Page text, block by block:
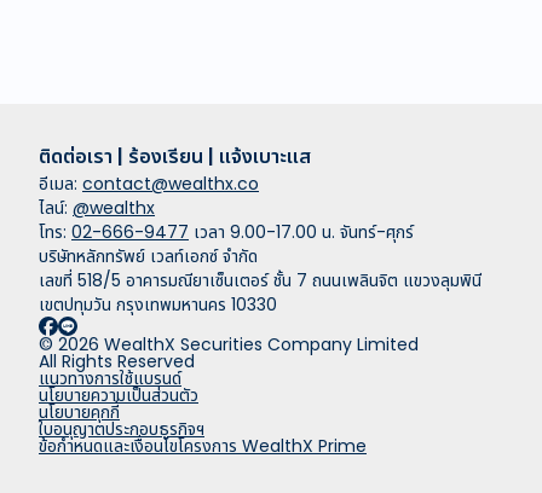
ติดต่อเรา | ร้องเรียน | แจ้งเบาะแส
อีเมล: contact@wealthx.co
ไลน์: @wealthx
โทร: 02-666-9477 เวลา 9.00-17.00 น. จันทร์-ศุกร์
บริษัทหลักทรัพย์ เวลท์เอกซ์ จำกัด
เลขที่ 518/5 อาคารมณียาเซ็นเตอร์ ชั้น 7 ถนนเพลินจิต แขวงลุมพินี
เขตปทุมวัน กรุงเทพมหานคร 10330
© 2026 WealthX Securities Company Limited
All Rights Reserved
แนวทางการใช้แบรนด์
นโยบายความเป็นส่วนตัว
นโยบายคุกกี้
ใบอนุญาตประกอบธุรกิจฯ
ข้อกำหนดและเงื่อนไขโครงการ WealthX Prime